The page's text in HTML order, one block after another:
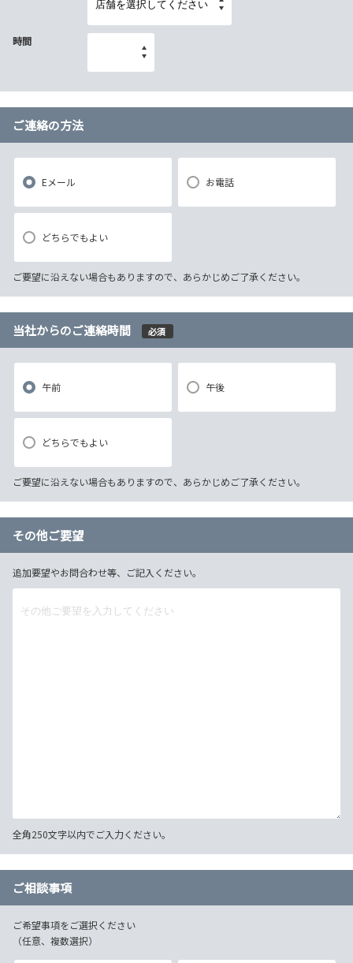
時間
ご連絡の方法
Eメール お電話
どちらでもよい
ご要望に沿えない場合もありますので、あらかじめご了承ください。
当社からのご連絡時間 必須
午前 午後
どちらでもよい
ご要望に沿えない場合もありますので、あらかじめご了承ください。
その他ご要望
追加要望やお問合わせ等、ご記入ください。
全角250文字以内でご入力ください。
ご相談事項
ご希望事項をご選択ください
（任意、複数選択）